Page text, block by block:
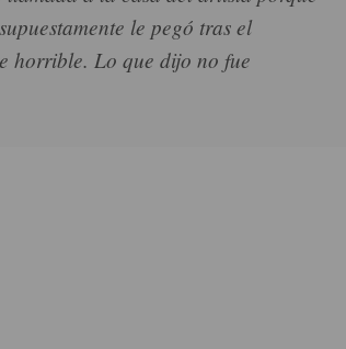
le pegó tras el
horrible. Lo que dijo no fue